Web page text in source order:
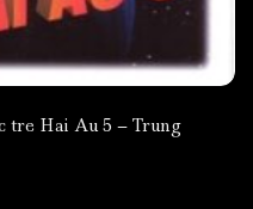
tre Hai Au 5 – Trung